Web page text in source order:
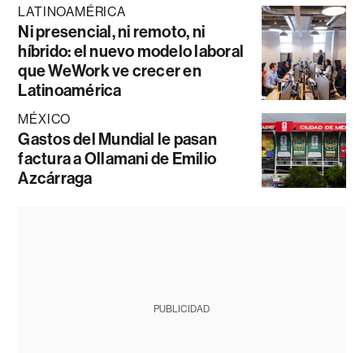
LATINOAMÉRICA
Ni presencial, ni remoto, ni
híbrido: el nuevo modelo laboral
que WeWork ve crecer en
Latinoamérica
MÉXICO
Gastos del Mundial le pasan
factura a Ollamani de Emilio
Azcárraga
PUBLICIDAD